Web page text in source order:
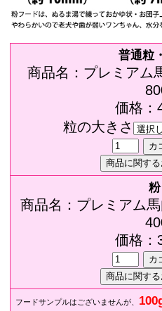
普通粒
商品名：プレミア
価格：
粒の大きさ
商品名：プレミアム
価格：
フードサンプルはございませんが、